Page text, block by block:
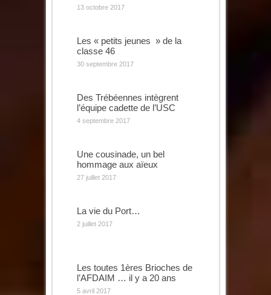
13 octobre 2017
Les « petits jeunes » de la
classe 46
30 septembre 2017
Des Trébéennes intègrent
l’équipe cadette de l’USC
4 septembre 2017
Une cousinade, un bel
hommage aux aïeux
27 juillet 2017
La vie du Port…
2 juillet 2017
Les toutes 1ères Brioches de
l’AFDAIM … il y a 20 ans
5 avril 2017